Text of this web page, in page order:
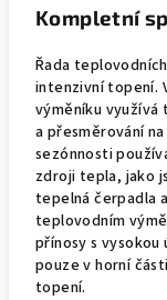
Kompletní
Řada teplovodních
intenzivní topení.
výměníku
a přesměrování
sezónnosti
zdroji tepla, jako
tepelná čerpadla
teplovodním
přínosy s
pouze v horní
topení.